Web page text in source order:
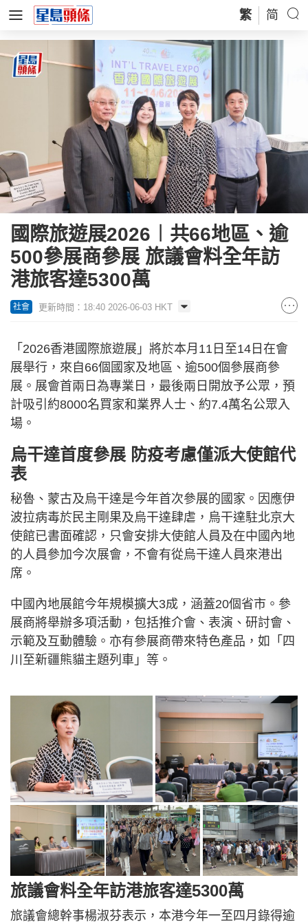
繁 简
國際旅遊展2026︱共66地區、逾
500參展商參展 旅議會料全年訪
港旅客達5300萬
社會 更新時間：18:40 2026-06-03 HKT
「2026香港國際旅遊展」將於本月11日至14日在會
展舉行，來自66個國家及地區、逾500個參展商參
展。展會首兩日為專業日，最後兩日開放予公眾，預
計吸引約8000名買家和業界人士、約7.4萬名公眾入
場。
烏干達首度參展 防疫考慮僅派大使館代
表
秘魯、蒙古及烏干達是今年首次參展的國家。因應伊
波拉病毒於民主剛果及烏干達肆虐，烏干達駐北京大
使館已書面確認，只會安排大使館人員及在中國內地
的人員參加今次展會，不會有從烏干達人員來港出
席。
中國內地展館今年規模擴大3成，涵蓋20個省市。參
展商將舉辦多項活動，包括推介會、表演、研討會、
示範及互動體驗。亦有參展商帶來特色產品，如「四
川至新疆熊貓主題列車」等。
旅議會料全年訪港旅客達5300萬
旅議會總幹事楊淑芬表示，本港今年一至四月錄得逾